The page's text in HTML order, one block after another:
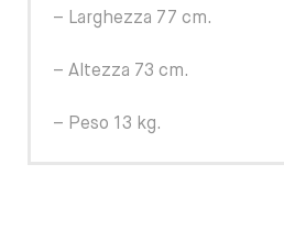
– Larghezza 77 cm.
– Altezza 73 cm.
– Peso 13 kg.